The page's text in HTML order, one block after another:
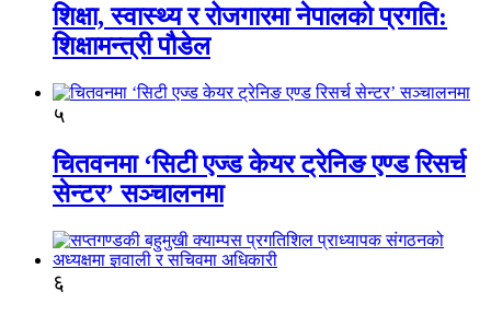
शिक्षा, स्वास्थ्य र रोजगारमा नेपालको प्रगति:
शिक्षामन्त्री पौडेल
५
चितवनमा ‘सिटी एज्ड केयर ट्रेनिङ एण्ड रिसर्च
सेन्टर’ सञ्चालनमा
६